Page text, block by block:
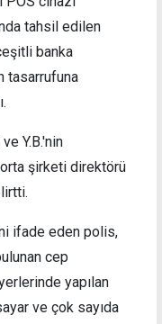
tahsil edilen
banka
tasarrufuna
Y.B.'nin
şirketi direktörü
ifade eden polis,
cep
yapılan
ve çok sayıda